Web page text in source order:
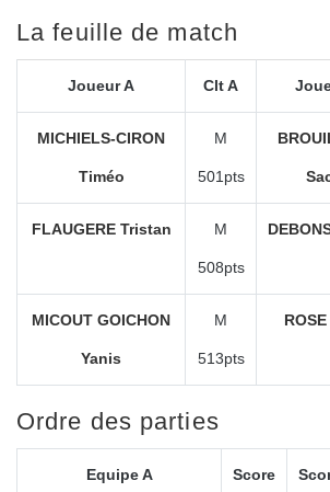
La feuille de match
Joueur A Clt A
MICHIELS-CIRON
Timéo
M
501pts
FLAUGERE Tristan M
508pts
MICOUT GOICHON
Yanis
M
513pts
Ordre des parties
Equipe A Score